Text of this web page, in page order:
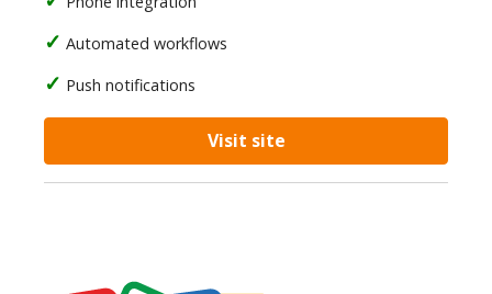
Automated workflows
Push notifications
Visit site